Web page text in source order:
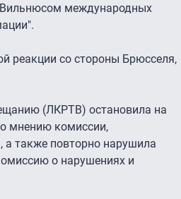
Вильнюсом международных
реакции со стороны Брюсселя,
(ЛКРТВ) остановила на
мнению комиссии,
а также повторно нарушила
о нарушениях и